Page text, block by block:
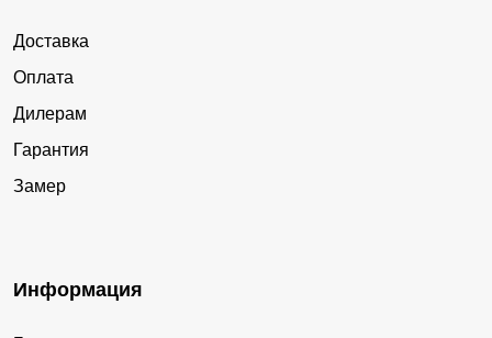
Доставка
Оплата
Дилерам
Гарантия
Замер
Информация